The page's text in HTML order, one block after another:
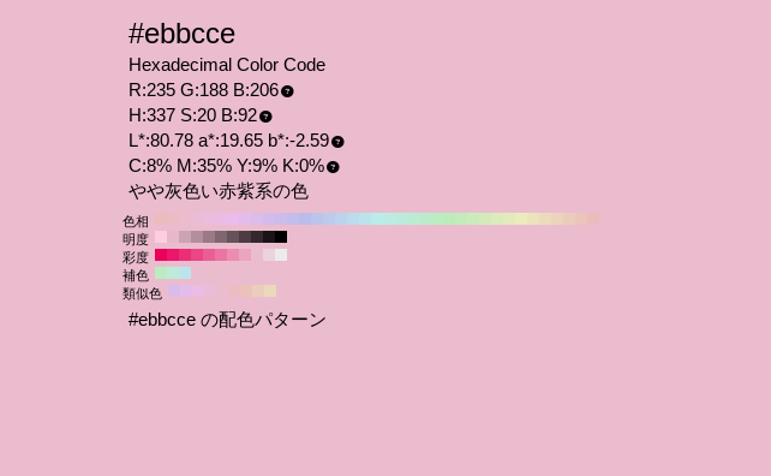
#ebbcce
Hexadecimal Color Code
R:235 G:188 B:206
H:337 S:20 B:92
L*:80.78 a*:19.65 b*:-2.59
C:8% M:35% Y:9% K:0%
やや灰色い赤紫系の色
色相
明度
彩度
補色
類似色
#ebbcce の配色パターン